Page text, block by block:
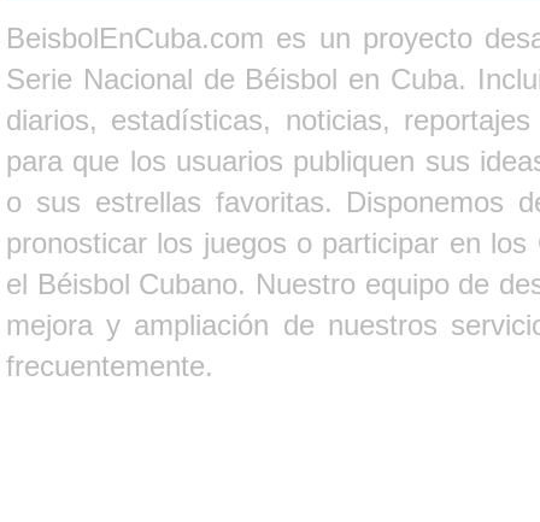
BeisbolEnCuba.com es un proyecto
Serie Nacional de Béisbol en Cuba.
diarios, estadísticas, noticias,
para que los usuarios publiquen sus
o sus estrellas favoritas. Disponemos
pronosticar los juegos o participar en
el Béisbol Cubano. Nuestro equipo de
mejora y ampliación de nuestros
frecuentemente.